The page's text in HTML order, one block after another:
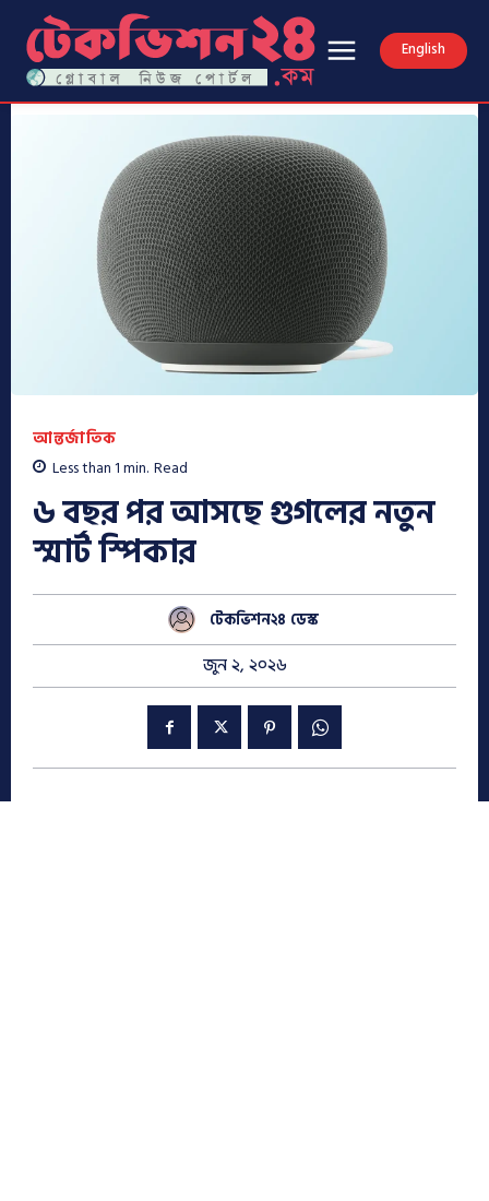
English
আন্তর্জাতিক
Less than 1min. Read
৬ বছর পর আসছে গুগলের নতুন
স্মার্ট স্পিকার
টেকভিশন২৪ ডেস্ক
জুন ২, ২০২৬